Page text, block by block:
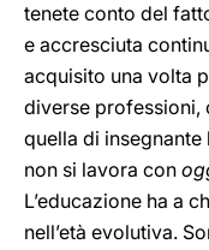
tenete conto del
e accresciuta
acquisito una volta
diverse professioni,
quella di
non si lavora con
L’educazione ha a
nell’età evolutiva.